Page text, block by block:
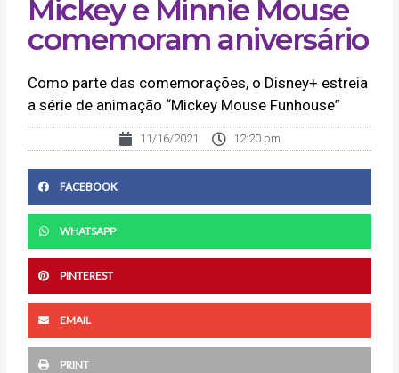
Mickey e Minnie Mouse
comemoram aniversário
Como parte das comemorações, o Disney+ estreia
a série de animação “Mickey Mouse Funhouse”
11/16/2021 12:20 pm
FACEBOOK
WHATSAPP
PINTEREST
EMAIL
PRINT